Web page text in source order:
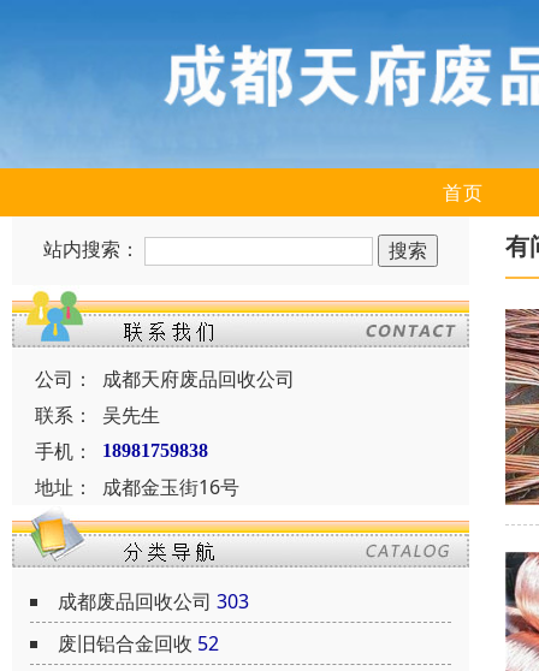
首页
站内搜索：
公司：
成都天府废品回收公司
联系：
吴先生
手机：
18981759838
地址： 成都金玉街16号
成都废品回收公司 303
废旧铝合金回收 52
有